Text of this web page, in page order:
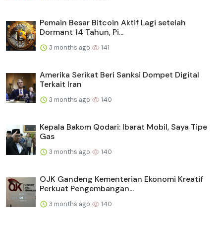
Pemain Besar Bitcoin Aktif Lagi setelah
Dormant 14 Tahun, Pi...
3 months ago 141
Amerika Serikat Beri Sanksi Dompet Digital
Terkait Iran
3 months ago 140
Kepala Bakom Qodari: Ibarat Mobil, Saya Tipe
Gas
3 months ago 140
OJK Gandeng Kementerian Ekonomi Kreatif
Perkuat Pengembangan...
3 months ago 140